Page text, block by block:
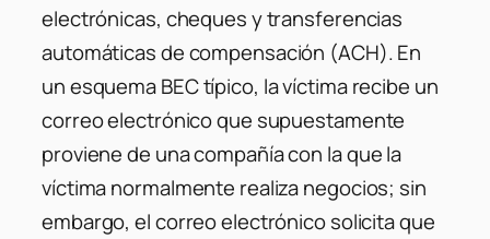
electrónicas, cheques y transferencias
automáticas de compensación (ACH). En
un esquema BEC típico, la víctima recibe un
correo electrónico que supuestamente
proviene de una compañía con la que la
víctima normalmente realiza negocios; sin
embargo, el correo electrónico solicita que